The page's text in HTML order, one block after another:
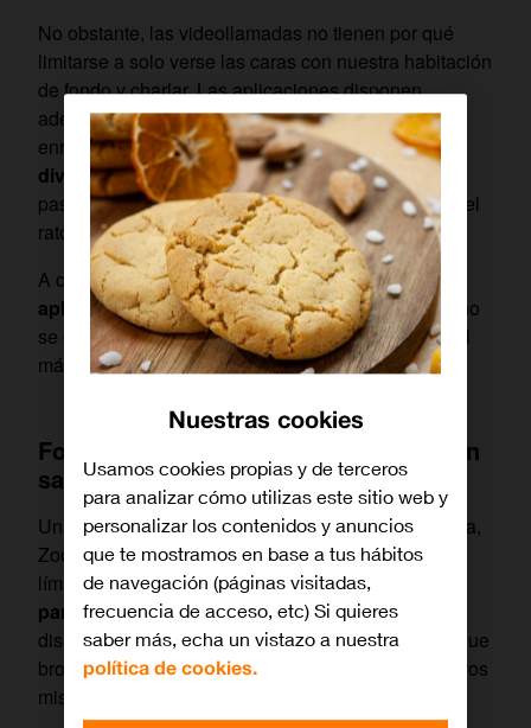
No obstante, las videollamadas no tienen por qué
limitarse a solo verse las caras con nuestra habitación
de fondo y charlar. Las aplicaciones disponen,
además, de otros recursos con los que podemos
enriquecer nuestras tertulias. Desdefondos
divertidoshasta filtros absurdos y surrealistas,
pasando porjuegosinteractivos con los que echar el
rato.
A continuación os vamos a mostrar algunas
aplicaciones para que vuestras videollamadas
no
se queden en la simple comunicación y disfrutéis al
máximo con amigos y familiares.
Fondos Zoom: viaja al Golden Gate sin
salir de casa
Una de las aplicaciones más populares es, sin duda,
Zoom. En su versión gratuita, las reuniones tienen
límite de tiempo, pero funciona muy bien y
participar hasta 100 personas. No solo eso:
disponemos de algunos fondos divertidos con los que
bromear, ya sean predefinidos o ideados por nosotros
mismos.
Nuestras cookies
Usamos cookies propias y de terceros
para analizar cómo utilizas este sitio web y
personalizar los contenidos y anuncios
que te mostramos en base a tus hábitos
de navegación (páginas visitadas,
frecuencia de acceso, etc) Si quieres
saber más, echa un vistazo a nuestra
política de cookies.